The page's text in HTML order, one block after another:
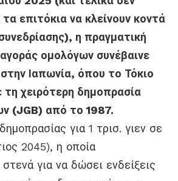
επιτόκια να κλείνουν κοντά
η πραγματική
ομολόγων συνέβαινε
Ιαπωνία, όπου το Τόκιο
χειρότερη δημοπρασία
(JGB) από το 1987.
για 1 τρισ. γιεν σε
2045), η οποία
για να δώσει ενδείξεις